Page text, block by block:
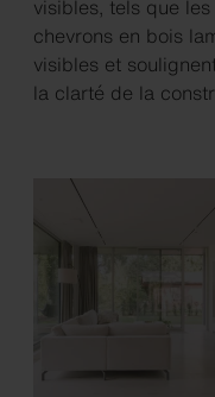
visibles, tels que
chevrons en bois
visibles et
la clarté de la